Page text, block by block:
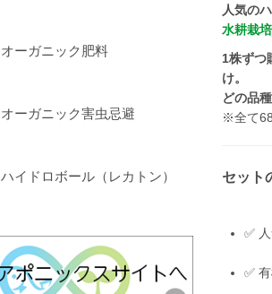
人気の
水耕栽
1株ずつ
け。
どの品
※全て
セット
✅
✅
オーガニック肥料
オーガニック害虫忌避
ハイドロボール（レカトン）